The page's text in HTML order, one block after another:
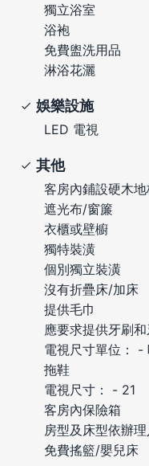
獨立浴室
浴袍
免費盥洗用品
淋浴花灑
娛樂設施
LED 電視
其他
客房內鋪設硬木地
遮光布/窗簾
衣櫃或壁櫥
獨特裝潢
個別獨立裝潢
沒有折疊床/加床
提供毛巾
應要求提供牙刷
電視尺寸單位： -
拖鞋
電視尺寸： - 21
客房內保險箱
房型及床型依辦
免費搖籃/嬰兒床